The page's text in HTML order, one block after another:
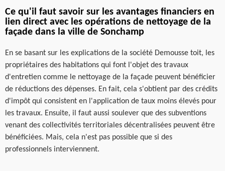
Ce qu'il faut savoir sur les avantages financiers en
lien direct avec les opérations de nettoyage de la
façade dans la ville de Sonchamp
En se basant sur les explications de la société Demousse toit, les
propriétaires des habitations qui font l'objet des travaux
d'entretien comme le nettoyage de la façade peuvent bénéficier
de réductions des dépenses. En fait, cela s'obtient par des crédits
d'impôt qui consistent en l'application de taux moins élevés pour
les travaux. Ensuite, il faut aussi soulever que des subventions
venant des collectivités territoriales décentralisées peuvent être
bénéficiées. Mais, cela n'est pas possible que si des
professionnels interviennent.